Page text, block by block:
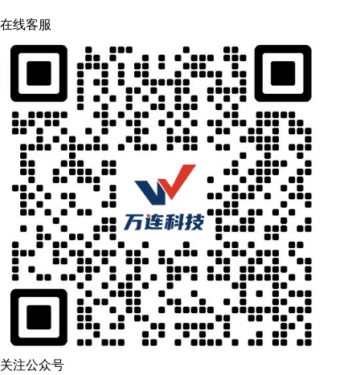
在线客服
关注公众号